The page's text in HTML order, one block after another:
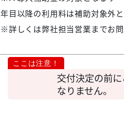
年目以降の利用料は補助対象外と
※詳しくは弊社担当営業までお
交付決定の前
なりません。